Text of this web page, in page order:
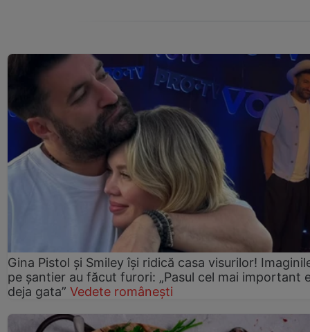
Gina Pistol și Smiley își ridică casa visurilor!
pe șantier au făcut furori: „Pasul cel mai important
deja gata” Vedete românești